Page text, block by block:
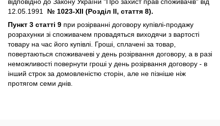
відповідно до Закону України "Про захист прав споживачів" від
12.05.1991 № 1023-XII (Розділ II, стаття 8).
Пункт 3 статті 9 при розірванні договору купівлі-продажу
розрахунки зі споживачем провадяться виходячи з вартості
товару на час його купівлі. Гроші, сплачені за товар,
повертаються споживачеві у день розірвання договору, а в разі
неможливості повернути гроші у день розірвання договору - в
інший строк за домовленістю сторін, але не пізніше ніж
протягом семи днів.